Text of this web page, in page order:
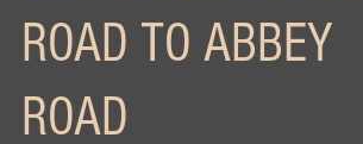
ROAD TO ABBEY
ROAD